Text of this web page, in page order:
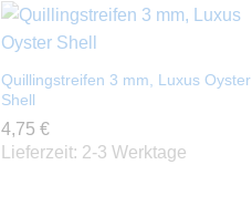
Quillingstreifen 3 mm, Luxus Oyster
Shell
4,75 €
4,75 €
Lieferzeit: 2-3 Werktage